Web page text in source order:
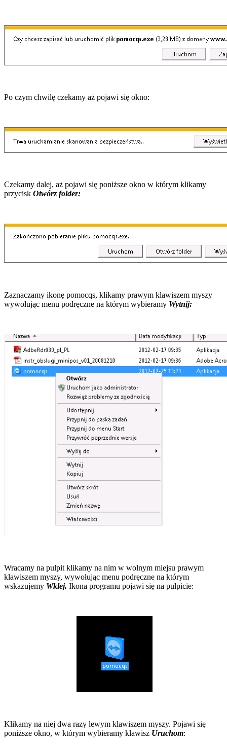
Po czym chwilę czekamy aż pojawi się okno:
Czekamy dalej, aż pojawi się poniższe okno w którym klikamy
przycisk Otwórz folder:
Zaznaczamy ikonę pomocqs, klikamy prawym klawiszem myszy
wywołując menu podręczne na którym wybieramy Wytnij:
Wracamy na pulpit klikamy na nim w wolnym miejsu prawym
klawiszem myszy, wywołując menu podręczne na którym
wskazujemy Wklej. Ikona programu pojawi się na pulpicie:
Klikamy na niej dwa razy lewym klawiszem myszy. Pojawi się
poniższe okno, w którym wybieramy klawisz Uruchom: